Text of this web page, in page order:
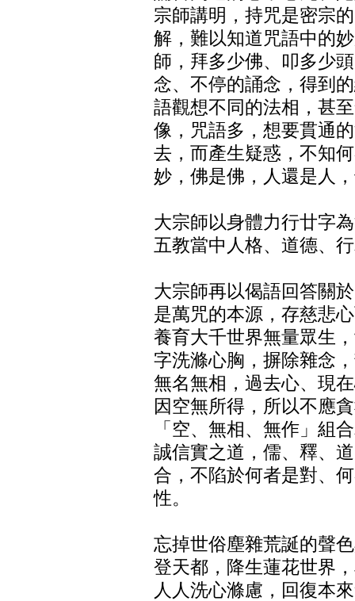
宗師講明，持咒是密宗
解，難以知道咒語中的
師，拜多少佛、叩多少
念、不停的誦念，得到
語觀想不同的法相，甚
像，咒語多，想要貫通
去，而產生疑惑，不知
妙，佛是佛，人還是人
大宗師以身體力行廿字
五教當中人格、道德、
大宗師再以偈語回答關
是萬咒的本源，存慈悲
養育大千世界無量眾生
字洗滌心胸，摒除雜念
無名無相，過去心、現
因空無所得，所以不應
「空、無相、無作」組
誠信實之道，儒、釋、
合，不陷於何者是對、
性。
忘掉世俗塵雜荒誕的聲
登天都，降生蓮花世界
人人洗心滌慮，回復本